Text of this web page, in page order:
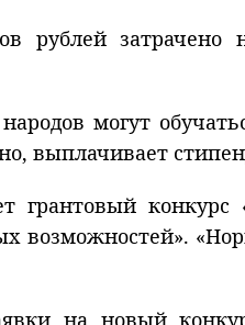
рублей
могут
выплачивает
грантовый
возможностей».
на новый